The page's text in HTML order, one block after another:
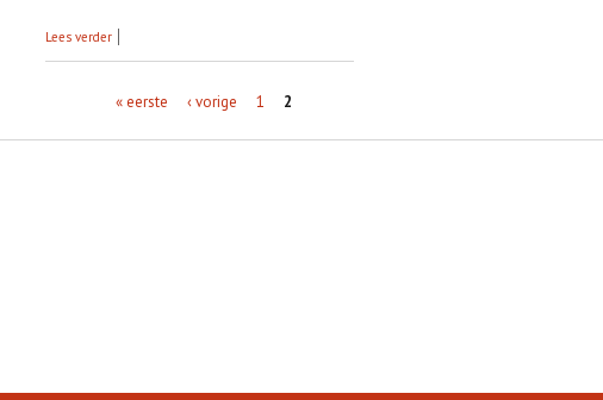
Lees verder over Het begin
« eerste ‹ vorige 1 2